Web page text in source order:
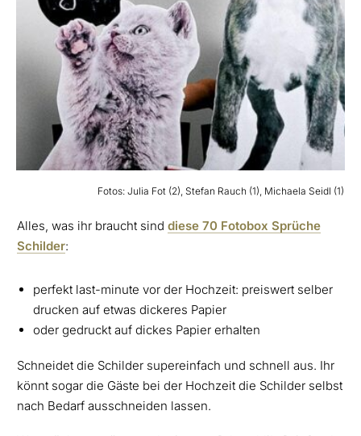
Fotos: Julia Fot (2), Stefan Rauch (1), Michaela Seidl (1)
Alles, was ihr braucht sind diese 70 Fotobox Sprüche
Schilder:
perfekt last-minute vor der Hochzeit: preiswert selber
drucken auf etwas dickeres Papier
oder gedruckt auf dickes Papier erhalten
Schneidet die Schilder supereinfach und schnell aus. Ihr
könnt sogar die Gäste bei der Hochzeit die Schilder selbst
nach Bedarf ausschneiden lassen.